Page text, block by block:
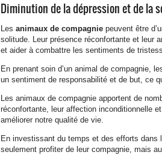
Diminution de la dépression et de la
Les animaux de compagnie peuvent être
solitude. Leur présence réconfortante et leur
et aider à combattre les sentiments de
En prenant soin d’un animal de compagnie,
un sentiment de responsabilité et de but, ce
Les animaux de compagnie apportent de
réconfortante, leur affection inconditionnelle
améliorer notre qualité de vie.
En investissant du temps et des efforts dans
seulement profiter de leur compagnie, mais